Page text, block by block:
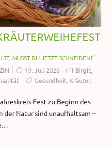
MUSST DU JETZT SCHNEIDEN!“
19. Juli 2026 Birgit,
Gesundheit, Kräuter,
Fest zu Beginn des
der Natur sind unaufhaltsam –